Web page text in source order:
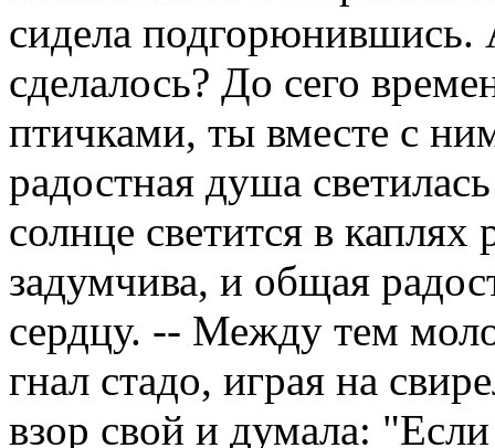
сидела
сделалось? До сего
птичками, ты вместе с
радостная душа
солнце светится в
задумчива, и общая
сердцу. -- Между тем
гнал стадо, играя на
взор свой и думала: